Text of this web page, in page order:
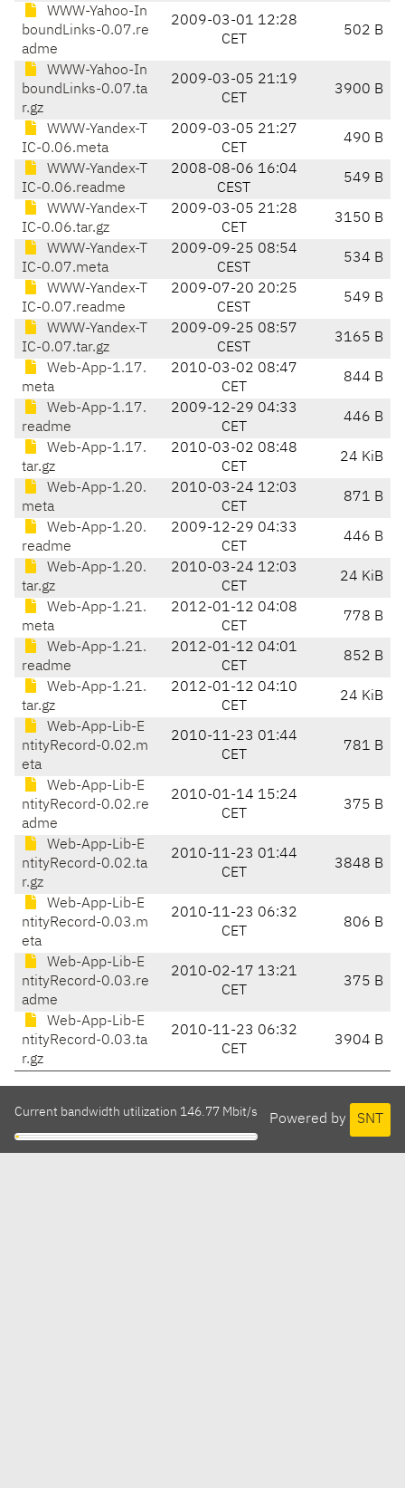
WWW-Yahoo-In
boundLinks-0.07.re
adme
2009-03-01 12:28
CET
502 B
WWW-Yahoo-In
boundLinks-0.07.ta
r.gz
2009-03-05 21:19
CET
3900 B
WWW-Yandex-T
IC-0.06.meta
2009-03-05 21:27
CET
490 B
WWW-Yandex-T
IC-0.06.readme
2008-08-06 16:04
CEST
549 B
WWW-Yandex-T
IC-0.06.tar.gz
2009-03-05 21:28
CET
3150 B
WWW-Yandex-T
IC-0.07.meta
2009-09-25 08:54
CEST
534 B
WWW-Yandex-T
IC-0.07.readme
2009-07-20 20:25
CEST
549 B
WWW-Yandex-T
IC-0.07.tar.gz
2009-09-25 08:57
CEST
3165 B
Web-App-1.17.
meta
2010-03-02 08:47
CET
844 B
Web-App-1.17.
readme
2009-12-29 04:33
CET
446 B
Web-App-1.17.
tar.gz
2010-03-02 08:48
CET
24 KiB
Web-App-1.20.
meta
2010-03-24 12:03
CET
871 B
Web-App-1.20.
readme
2009-12-29 04:33
CET
446 B
Web-App-1.20.
tar.gz
2010-03-24 12:03
CET
24 KiB
Web-App-1.21.
meta
2012-01-12 04:08
CET
778 B
Web-App-1.21.
readme
2012-01-12 04:01
CET
852 B
Web-App-1.21.
tar.gz
2012-01-12 04:10
CET
24 KiB
Web-App-Lib-E
ntityRecord-0.02.m
eta
2010-11-23 01:44
CET
781 B
Web-App-Lib-E
ntityRecord-0.02.re
adme
2010-01-14 15:24
CET
375 B
Web-App-Lib-E
ntityRecord-0.02.ta
r.gz
2010-11-23 01:44
CET
3848 B
Web-App-Lib-E
ntityRecord-0.03.m
eta
2010-11-23 06:32
CET
806 B
Web-App-Lib-E
ntityRecord-0.03.re
adme
2010-02-17 13:21
CET
375 B
Web-App-Lib-E
ntityRecord-0.03.ta
r.gz
2010-11-23 06:32
CET
3904 B
Powered by SNT
Current bandwidth utilization 146.77 Mbit/s